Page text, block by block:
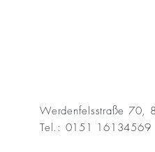
Werdenfelsstraße 70,
Tel.: 0151 16134569